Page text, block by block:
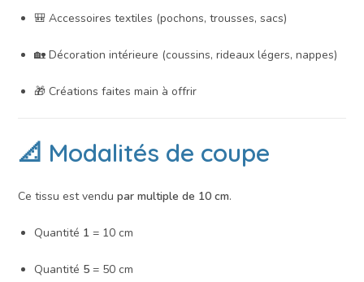
🎒 Accessoires textiles (pochons, trousses, sacs)
🏡 Décoration intérieure (coussins, rideaux légers, nappes)
🎁 Créations faites main à offrir
📐 Modalités de coupe
Ce tissu est vendupar multiple de 10 cm.
Quantité 1 = 10 cm
Quantité 5 = 50 cm